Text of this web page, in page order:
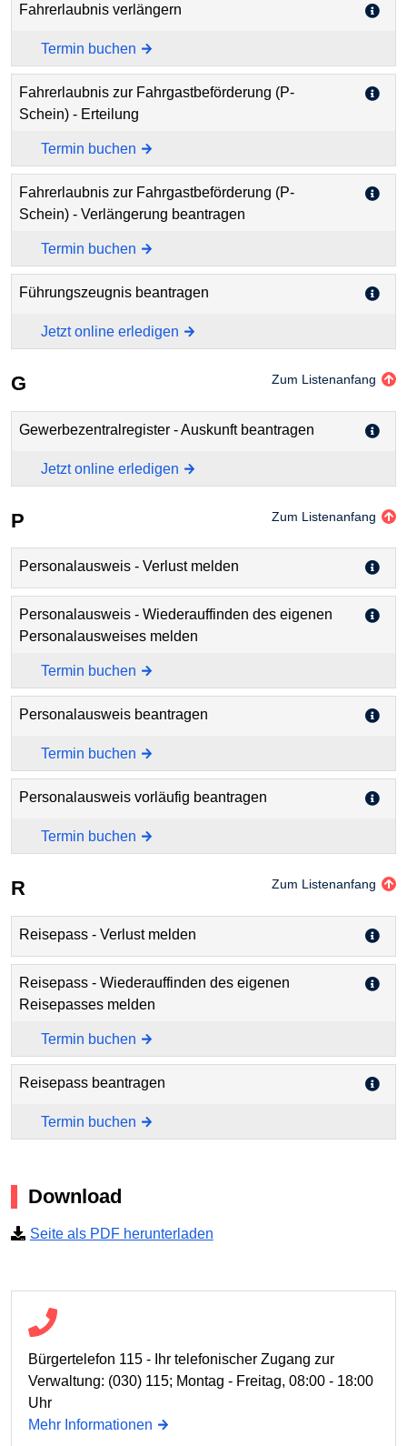
Fahrerlaubnis verlängern
Termin buchen
Fahrerlaubnis zur Fahrgastbeförderung (P-
Schein) - Erteilung
Termin buchen
Fahrerlaubnis zur Fahrgastbeförderung (P-
Schein) - Verlängerung beantragen
Termin buchen
Führungszeugnis beantragen
Jetzt online erledigen
G Zum Listenanfang
Gewerbezentralregister - Auskunft beantragen
Jetzt online erledigen
P Zum Listenanfang
Personalausweis - Verlust melden
Personalausweis - Wiederauffinden des eigenen
Personalausweises melden
Termin buchen
Personalausweis beantragen
Termin buchen
Personalausweis vorläufig beantragen
Termin buchen
R Zum Listenanfang
Reisepass - Verlust melden
Reisepass - Wiederauffinden des eigenen
Reisepasses melden
Termin buchen
Reisepass beantragen
Termin buchen
Download
Seite als PDF herunterladen
Bürgertelefon 115 - Ihr telefonischer Zugang zur
Verwaltung: (030) 115; Montag - Freitag, 08:00 - 18:00
Uhr
Mehr Informationen